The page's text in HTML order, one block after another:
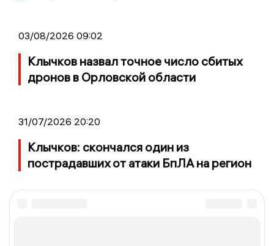
03/08/2026 09:02
Клычков назвал точное число сбитых
дронов в Орловской области
31/07/2026 20:20
Клычков: скончался один из
пострадавших от атаки БпЛА на регион